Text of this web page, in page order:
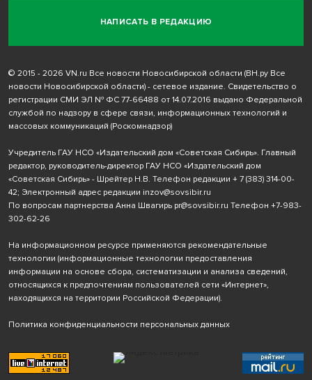
НАПИСАТЬ В РЕДАКЦИЮ
© 2015 - 2026 VN.ru Все новости Новосибирской области (ВН.ру Все
новости Новосибирской области) - сетевое издание. Свидетельство о
регистрации СМИ ЭЛ № ФС 77-66488 от 14.07.2016 выдано Федеральной
службой по надзору в сфере связи, информационных технологий и
массовых коммуникаций (Роскомнадзор)
Учредитель ГАУ НСО «Издательский дом «Советская Сибирь». Главный
редактор, руководитель-директор ГАУ НСО «Издательский дом
«Советская Сибирь» - Шрейтер Н.В. Телефон редакции + 7 (383) 314-00-
42; Электронный адрес редакции inzov@sovsibir.ru
По вопросам партнерства Анна Швагирь pr@sovsibir.ru Телефон +7-983-
302-62-26
На информационном ресурсе применяются рекомендательные
технологии (информационные технологии предоставления
информации на основе сбора, систематизации и анализа сведений,
относящихся к предпочтениям пользователей сети «Интернет»,
находящихся на территории Российской Федерации).
Политика конфиденциальности персональных данных